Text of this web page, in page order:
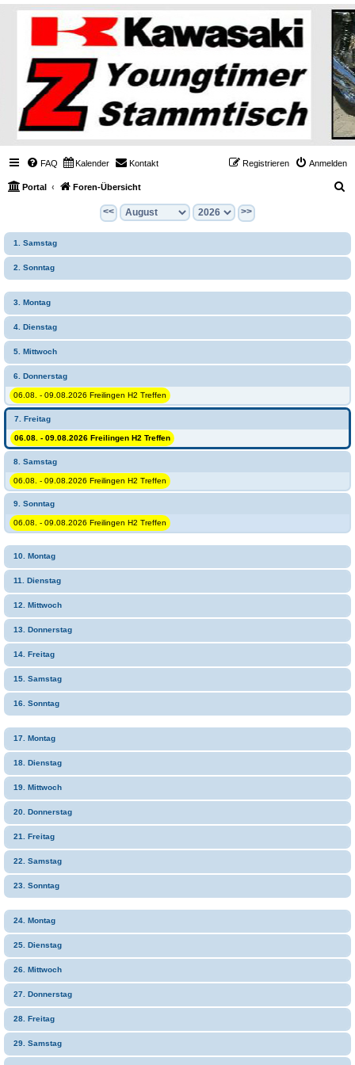
FAQ Kalender Kontakt Anmelden
Registrieren
Portal Foren-Übersicht
e
<< >>
1. Samstag
2. Sonntag
3. Montag
4. Dienstag
5. Mittwoch
6. Donnerstag
06.08. - 09.08.2026 Freilingen H2 Treffen
7. Freitag
06.08. - 09.08.2026 Freilingen H2 Treffen
8. Samstag
06.08. - 09.08.2026 Freilingen H2 Treffen
9. Sonntag
06.08. - 09.08.2026 Freilingen H2 Treffen
10. Montag
11. Dienstag
12. Mittwoch
13. Donnerstag
14. Freitag
15. Samstag
16. Sonntag
17. Montag
18. Dienstag
19. Mittwoch
20. Donnerstag
21. Freitag
22. Samstag
23. Sonntag
24. Montag
25. Dienstag
26. Mittwoch
27. Donnerstag
28. Freitag
29. Samstag